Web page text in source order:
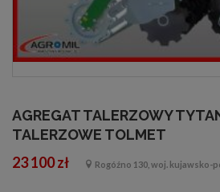
AGREGAT TALERZOWY
TALERZOWE TOLMET
23 100 zł Rogóźno 130, woj. kujawsko-